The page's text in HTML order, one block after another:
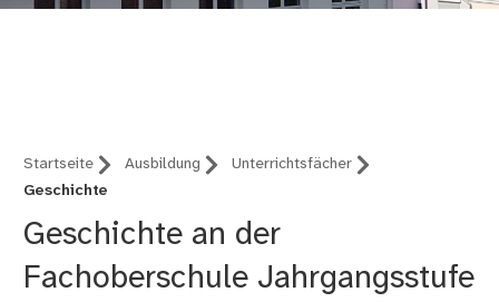
Startseite Ausbildung
Unterrichtsfächer
Geschichte
Geschichte an der
Fachoberschule Jahrgangsstufe